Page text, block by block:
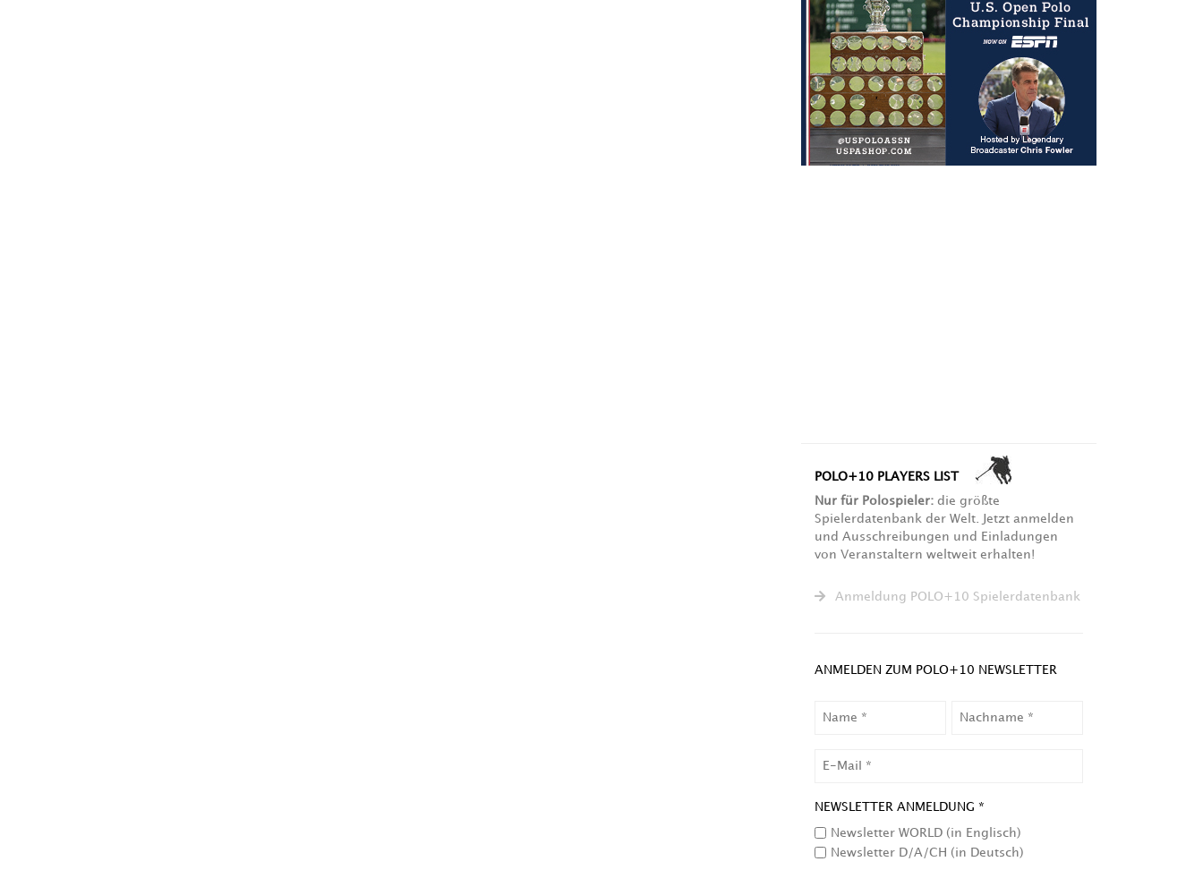
POLO+10 PLAYERS LIST
Nur für Polospieler: die größte
Spielerdatenbank der Welt. Jetzt anmelden
und Ausschreibungen und Einladungen
von Veranstaltern weltweit erhalten!
Anmeldung POLO+10 Spielerdatenbank
ANMELDEN ZUM POLO+10 NEWSLETTER
NEWSLETTER ANMELDUNG *
Newsletter WORLD (in Englisch)
Newsletter D/A/CH (in Deutsch)